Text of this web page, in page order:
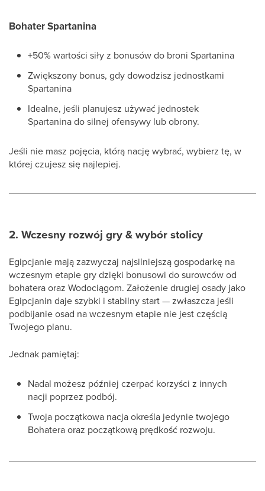
Bohater Spartanina
+50% wartości siły z bonusów do broni Spartanina
Zwiększony bonus, gdy dowodzisz jednostkami
Spartanina
Idealne, jeśli planujesz używać jednostek
Spartanina do silnej ofensywy lub obrony.
Jeśli nie masz pojęcia, którą nację wybrać, wybierz tę, w
której czujesz się najlepiej.
2. Wczesny rozwój gry & wybór stolicy
Egipcjanie mają zazwyczaj najsilniejszą gospodarkę na
wczesnym etapie gry dzięki bonusowi do surowców od
bohatera oraz Wodociągom. Założenie drugiej osady jako
Egipcjanin daje szybki i stabilny start — zwłaszcza jeśli
podbijanie osad na wczesnym etapie nie jest częścią
Twojego planu.
Jednak pamiętaj:
Nadal możesz później czerpać korzyści z innych
nacji poprzez podbój.
Twoja początkowa nacja określa jedynie twojego
Bohatera oraz początkową prędkość rozwoju.